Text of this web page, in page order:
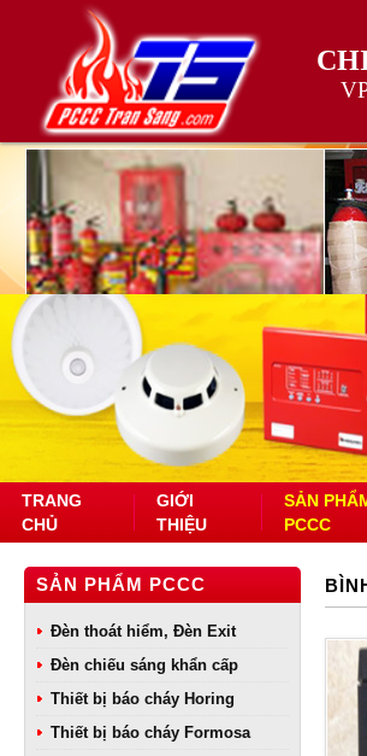
TRANG
CHỦ
GIỚI
THIỆU
SẢN
PCCC
SẢN PHẨM PCCC
Đèn thoát hiểm, Đèn Exit
Đèn chiếu sáng khẩn cấp
Thiết bị báo cháy Horing
Thiết bị báo cháy Formosa